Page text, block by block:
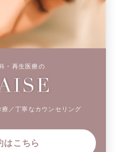
・再生医療の
／丁寧なカウンセリング
はこちら